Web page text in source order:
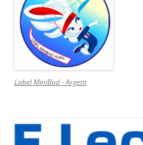
Label MiniBad - Argent